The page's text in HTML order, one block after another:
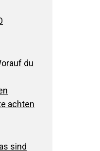
du
achten
sind